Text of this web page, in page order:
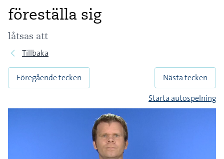
föreställa sig
låtsas att
Tillbaka
Föregående tecken
Nästa tecken
Starta autospelning